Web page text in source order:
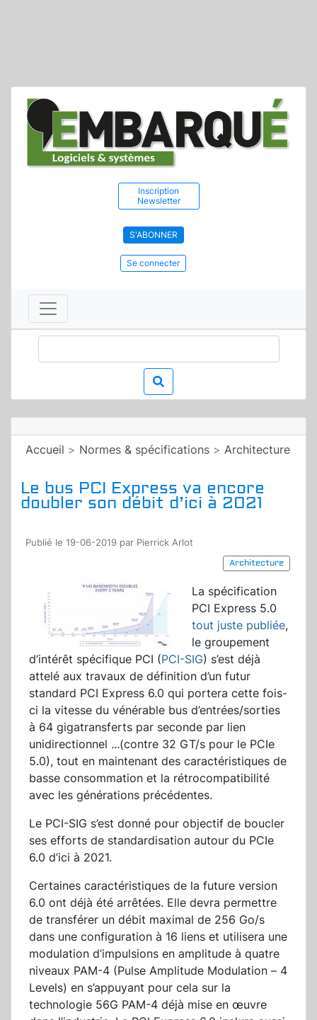
Inscription
Newsletter
S'ABONNER
Se connecter
Accueil > Normes & spécifications > Architecture
Le bus PCI Express va encore
doubler son débit d’ici à 2021
Publié le 19-06-2019 par Pierrick Arlot
Architecture
La spécification
PCI Express 5.0
tout juste publiée,
le groupement
d’intérêt spécifique PCI (PCI-SIG) s’est déjà
attelé aux travaux de définition d’un futur
standard PCI Express 6.0 qui portera cette fois-
ci la vitesse du vénérable bus d’entrées/sorties
à 64 gigatransferts par seconde par lien
unidirectionnel ...(contre 32 GT/s pour le PCIe
5.0), tout en maintenant des caractéristiques de
basse consommation et la rétrocompatibilité
avec les générations précédentes.
Le PCI-SIG s’est donné pour objectif de boucler
ses efforts de standardisation autour du PCIe
6.0 d’ici à 2021.
Certaines caractéristiques de la future version
6.0 ont déjà été arrêtées. Elle devra permettre
de transférer un débit maximal de 256 Go/s
dans une configuration à 16 liens et utilisera une
modulation d’impulsions en amplitude à quatre
niveaux PAM-4 (Pulse Amplitude Modulation – 4
Levels) en s’appuyant pour cela sur la
technologie 56G PAM-4 déjà mise en œuvre